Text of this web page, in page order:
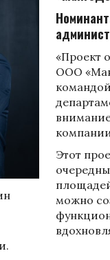
«Проект
ООО
Этот
можно